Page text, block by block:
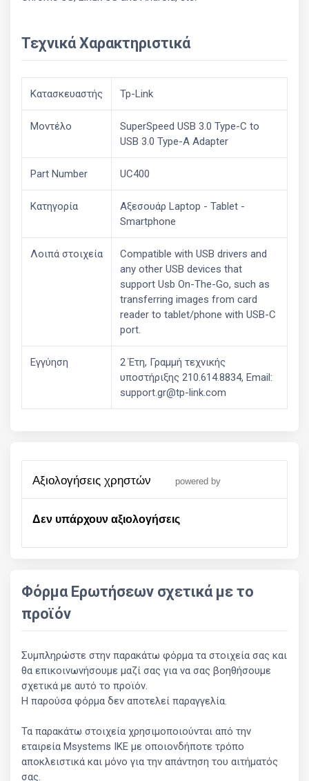
Τεχνικά Χαρακτηριστικά
Κατασκευαστής Tp-Link
Μοντέλο
SuperSpeed USB 3.0 Type-C to
USB 3.0 Type-A Adapter
Part Number UC400
Κατηγορία
Αξεσουάρ Laptop - Tablet -
Smartphone
Λοιπά στοιχεία
Compatible with USB drivers and
any other USB devices that
support Usb On-The-Go, such as
transferring images from card
reader to tablet/phone with USB-C
port.
Εγγύηση
2 Έτη, Γραμμή τεχνικής
υποστήριξης 210.614.8834, Email:
support.gr@tp-link.com
αξιολογήσεις χρηστών powered by
Δεν υπάρχουν αξιολογήσεις
Φόρμα Ερωτήσεων σχετικά με το
προϊόν
Συμπληρώστε στην παρακάτω φόρμα τα στοιχεία σας και
θα επικοινωνήσουμε μαζί σας για να σας βοηθήσουμε
σχετικά με αυτό το προϊόν.
Η παρούσα φόρμα δεν αποτελεί παραγγελία.
Τα παρακάτω στοιχεία χρησιμοποιούνται από την
εταιρεία Msystems ΙΚΕ με οποιονδήποτε τρόπο
αποκλειστικά και μόνο για την απάντηση του αιτήματός
σας.